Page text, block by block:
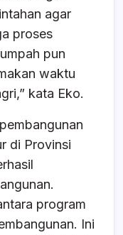
agar
proses
pun
waktu
kata Eko.
di Provinsi
program
Ini